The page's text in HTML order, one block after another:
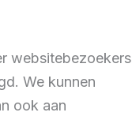
websitebezoekers
We kunnen
ook aan